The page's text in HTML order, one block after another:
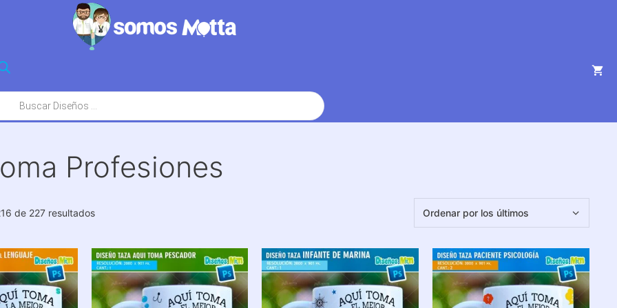
Profesiones
de 227 resultadosOrdenado
últimos